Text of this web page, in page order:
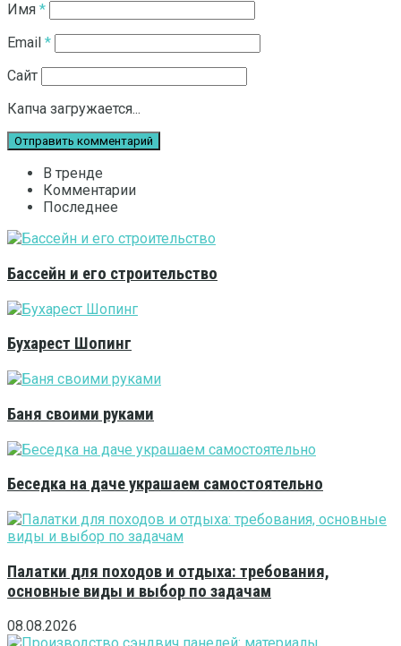
Имя *
Email *
Сайт
Капча загружается...
В тренде
Комментарии
Последнее
Бассейн и его строительство
Бухарест Шопинг
Баня своими руками
Беседка на даче украшаем самостоятельно
Палатки для походов и отдыха: требования,
основные виды и выбор по задачам
08.08.2026